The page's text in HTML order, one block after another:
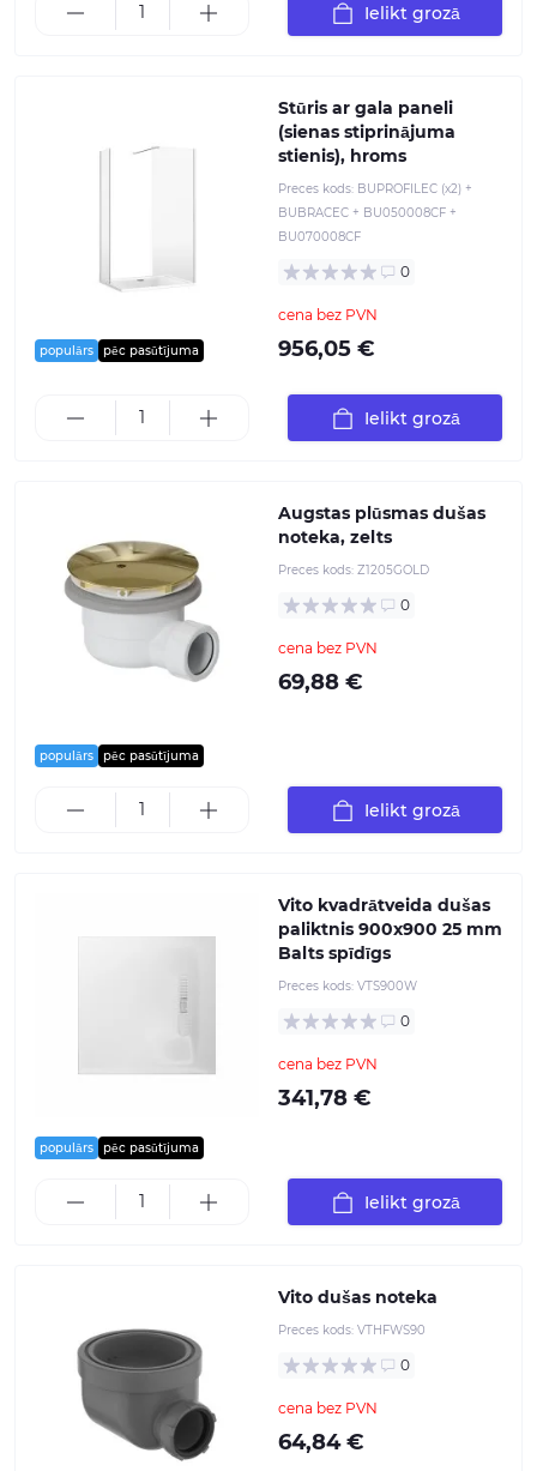
Ielikt grozā
populārs pēc pasūtījuma
Stūris ar gala paneli
(sienas stiprinājuma
stienis), hroms
Preces kods: BUPROFILEC (x2) +
BUBRACEC + BU050008CF +
BU070008CF
0
cena bez PVN
956,05 €
Ielikt grozā
populārs pēc pasūtījuma
Augstas plūsmas dušas
noteka, zelts
Preces kods: Z1205GOLD
0
cena bez PVN
69,88 €
Ielikt grozā
populārs pēc pasūtījuma
Vito kvadrātveida dušas
paliktnis 900x900 25 mm
Balts spīdīgs
Preces kods: VTS900W
0
cena bez PVN
341,78 €
Ielikt grozā
Vito dušas noteka
Preces kods: VTHFWS90
0
cena bez PVN
64,84 €